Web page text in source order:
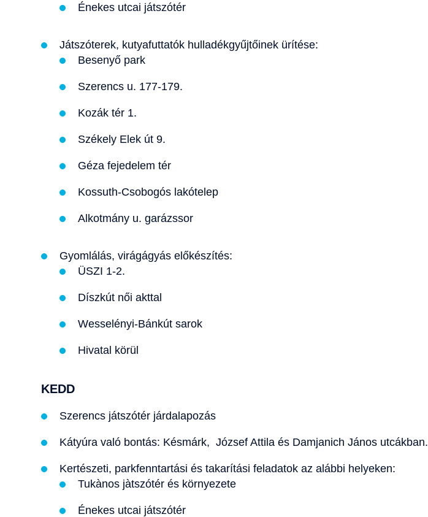
Énekes utcai játszótér
Játszóterek, kutyafuttatók hulladékgyűjtőinek ürítése:
Besenyő park
Szerencs u. 177-179.
Kozák tér 1.
Székely Elek út 9.
Géza fejedelem tér
Kossuth-Csobogós lakótelep
Alkotmány u. garázssor
Gyomlálás, virágágyás előkészítés:
ÜSZI 1-2.
Díszkút női akttal
Wesselényi-Bánkút sarok
Hivatal körül
KEDD
Szerencs játszótér járdalapozás
Kátyúra való bontás: Késmárk, József Attila és Damjanich János utcákban.
Kertészeti, parkfenntartási és takarítási feladatok az alábbi helyeken:
Tukànos jàtszótér és környezete
Énekes utcai játszótér